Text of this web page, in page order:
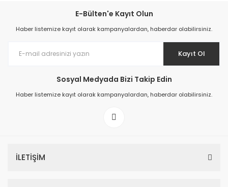
E-Bülten'e Kayıt Olun
Haber listemize kayıt olarak kampanyalardan, haberdar olabilirsiniz.
Kayıt Ol
Sosyal Medyada Bizi Takip Edin
Haber listemize kayıt olarak kampanyalardan, haberdar olabilirsiniz.
İLETİŞİM